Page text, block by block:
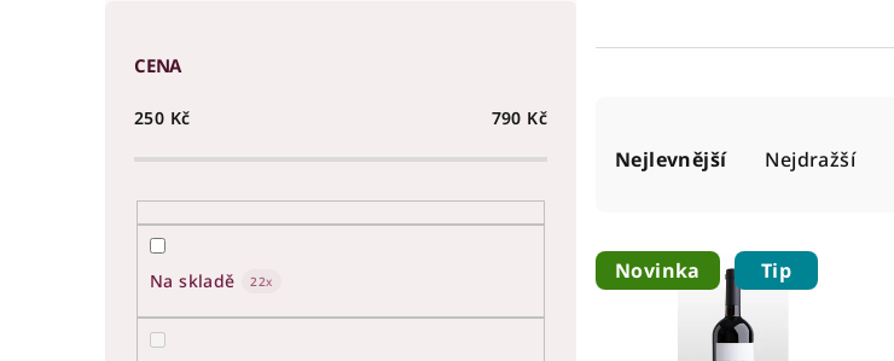
CENA
250 Kč 790 Kč
Na skladě 22
a
e
Nejlevnější Nejdražší
V
ý
Novinka Tip